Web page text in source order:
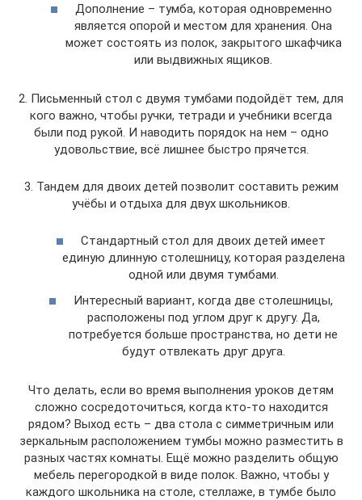
Дополнение – тумба, которая одновременно
является опорой и местом для хранения. Она
может состоять из полок, закрытого шкафчика
или выдвижных ящиков.
2. Письменный стол с двумя тумбами подойдёт тем, для
кого важно, чтобы ручки, тетради и учебники всегда
были под рукой. И наводить порядок на нем – одно
удовольствие, всё лишнее быстро прячется.
3. Тандем для двоих детей позволит составить режим
учёбы и отдыха для двух школьников.
Стандартный стол для двоих детей имеет
единую длинную столешницу, которая разделена
одной или двумя тумбами.
Интересный вариант, когда две столешницы,
расположены под углом друг к другу. Да,
потребуется больше пространства, но дети не
будут отвлекать друг друга.
Что делать, если во время выполнения уроков детям
сложно сосредоточиться, когда кто-то находится
рядом? Выход есть – два стола с симметричным или
зеркальным расположением тумбы можно разместить в
разных частях комнаты. Ещё можно разделить общую
мебель перегородкой в виде полок. Важно, чтобы у
каждого школьника на столе, стеллаже, в тумбе было